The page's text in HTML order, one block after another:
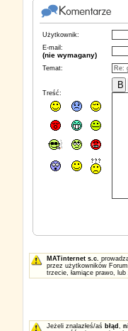
Użytkownik:
E-mail:
(nie wymagany)
Temat:
Treść:
MATinternet s.c.
przez użytkowników
trzecie, łamiące prawo,
Jeżeli znalazłeś/aś błąd ,